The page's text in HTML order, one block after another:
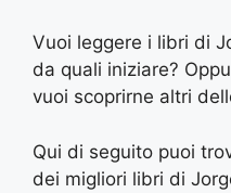
Vuoi leggere i libri di
da quali iniziare?
vuoi scoprirne altri
Qui di seguito puoi
dei migliori libri di